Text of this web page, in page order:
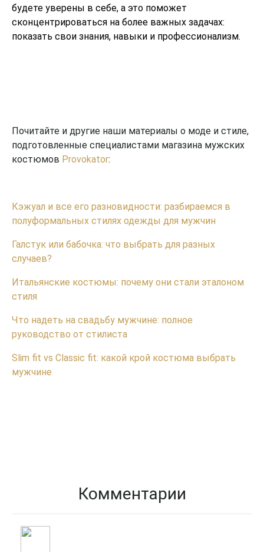
будете уверены в себе, а это поможет
сконцентрироваться на более важных задачах:
показать свои знания, навыки и профессионализм.
Почитайте и другие наши материалы о моде и стиле,
подготовленные специалистами магазина мужских
костюмов Provokator:
Кэжуал и все его разновидности: разбираемся в
полуформальных стилях одежды для мужчин
Галстук или бабочка: что выбрать для разных
случаев?
Итальянские костюмы: почему они стали эталоном
стиля
Что надеть на свадьбу мужчине: полное
руководство от стилиста
Slim fit vs Classic fit: какой крой костюма выбрать
мужчине
Комментарии